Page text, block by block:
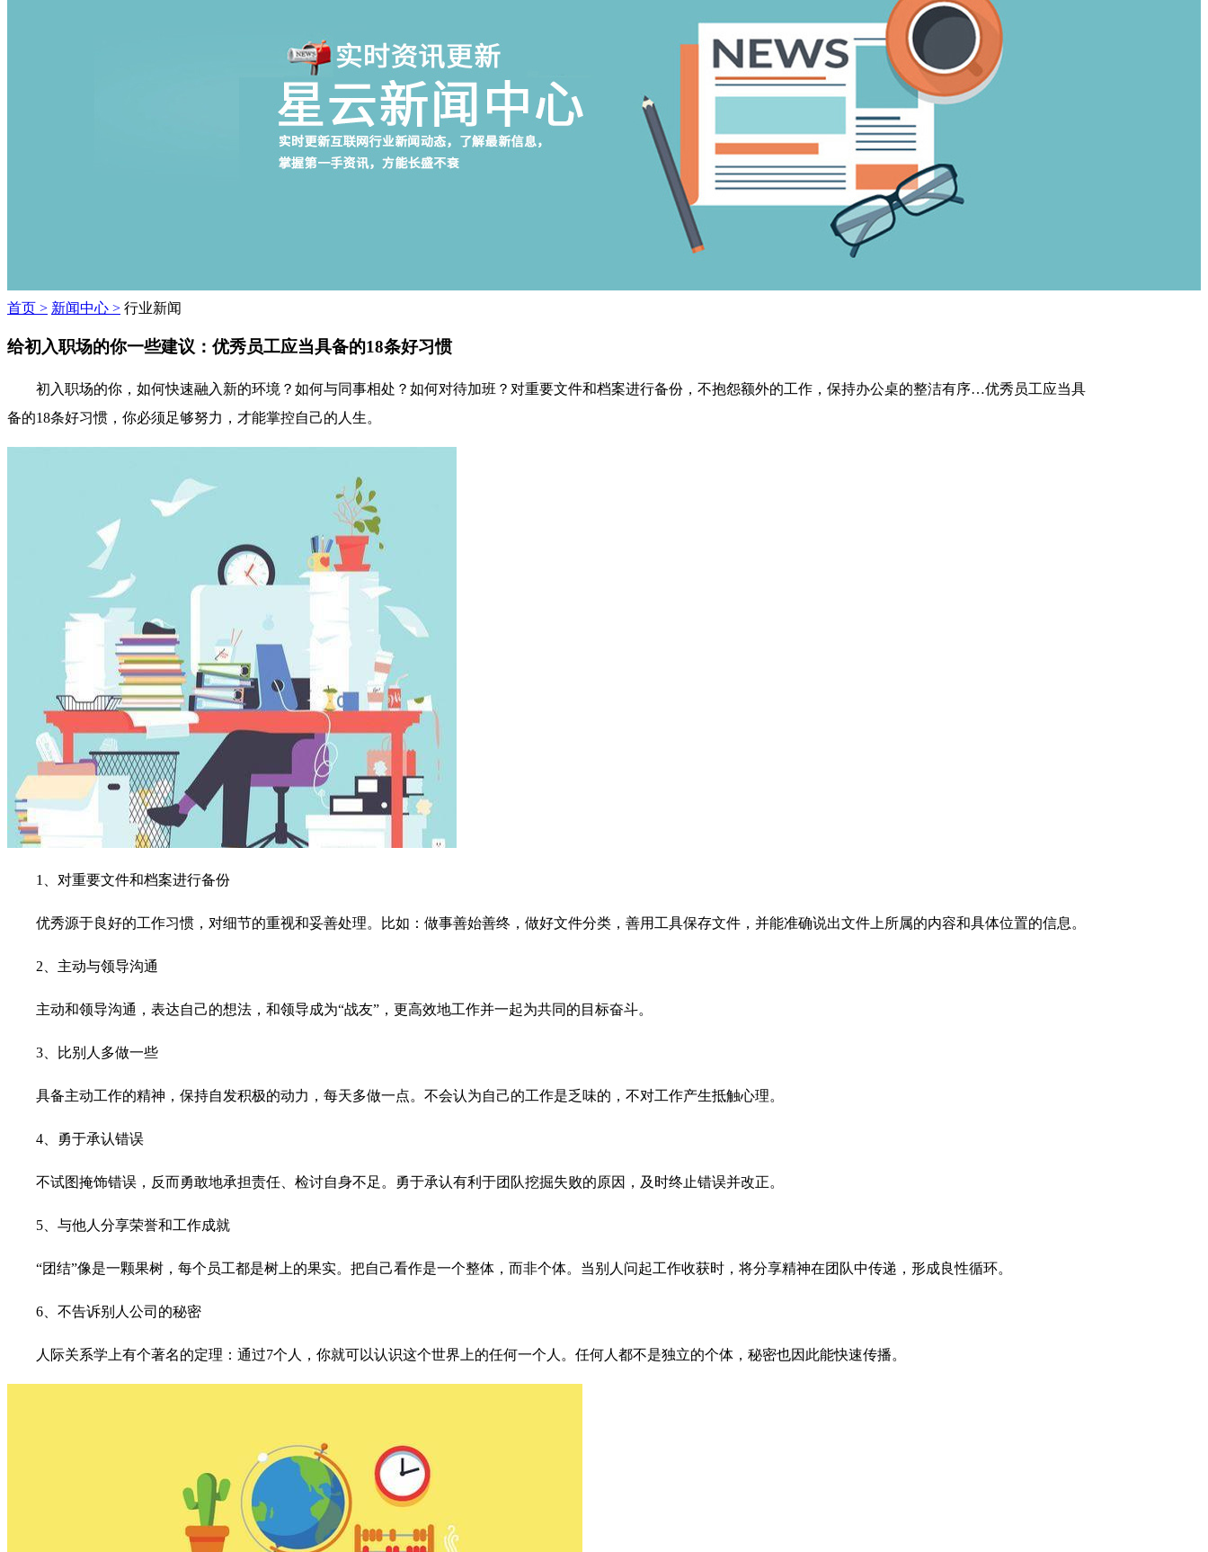
首页 > 新闻中心 > 行业新闻
给初入职场的你一些建议：优秀员工应当具备的18条好习惯
初入职场的你，如何快速融入新的环境？如何与同事相处？如何对待加班？对重要文件和档案进行备份，不抱怨额外的工作，保持办公桌的整洁有序…优秀员工应当具
备的18条好习惯，你必须足够努力，才能掌控自己的人生。
1、对重要文件和档案进行备份
优秀源于良好的工作习惯，对细节的重视和妥善处理。比如：做事善始善终，做好文件分类，善用工具保存文件，并能准确说出文件上所属的内容和具体位置的信息。
2、主动与领导沟通
主动和领导沟通，表达自己的想法，和领导成为“战友”，更高效地工作并一起为共同的目标奋斗。
3、比别人多做一些
具备主动工作的精神，保持自发积极的动力，每天多做一点。不会认为自己的工作是乏味的，不对工作产生抵触心理。
4、勇于承认错误
不试图掩饰错误，反而勇敢地承担责任、检讨自身不足。勇于承认有利于团队挖掘失败的原因，及时终止错误并改正。
5、与他人分享荣誉和工作成就
“团结”像是一颗果树，每个员工都是树上的果实。把自己看作是一个整体，而非个体。当别人问起工作收获时，将分享精神在团队中传递，形成良性循环。
6、不告诉别人公司的秘密
人际关系学上有个著名的定理：通过7个人，你就可以认识这个世界上的任何一个人。任何人都不是独立的个体，秘密也因此能快速传播。